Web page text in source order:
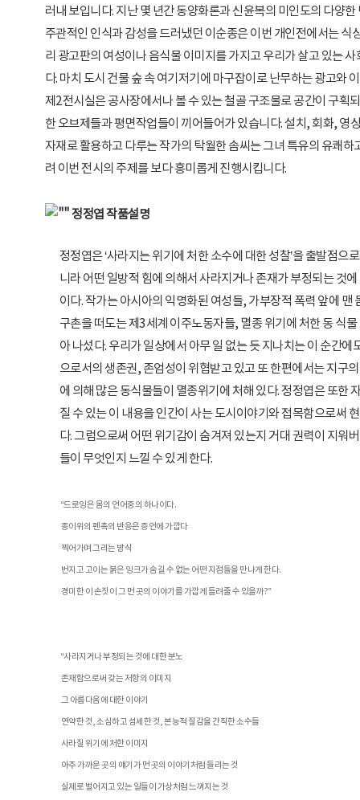
러내 보입니다. 지난 몇 년간 동양화론과 신윤복의 미인도의 다양
주관적인 인식과 감성을 드러냈던 이순종은 이번 개인전에서는 식
리 광고판의 여성이나 음식물 이미지를 가지고 우리가 살고 있는
다. 마치 도시 건물 숲 속 여기저기에 마구잡이로 난무하는 광고와
제2전시실은 공사장에서나 볼 수 있는 철골 구조물로 공간이 구획
한 오브제들과 평면작업들이 끼어들어가 있습니다. 설치, 회화, 영
자재로 활용하고 다루는 작가의 탁월한 솜씨는 그녀 특유의 유쾌하
려 이번 전시의 주제를 보다 흥미롭게 진행시킵니다.
정정엽 작품설명
정정엽은 ‘사라지는 위기에 처한 소수에 대한 성찰’을 출발점으
니라 어떤 일방적 힘에 의해서 사라지거나 존재가 부정되는 것
이다. 작가는 아시아의 익명화된 여성들, 가부장적 폭력 앞에 맨
구촌을 떠도는 제3세계 이주노동자들, 멸종 위기에 처한 동 식
아 나섰다. 우리가 일상에서 아무 일 없는 듯 지나치는 이 순간에
으로서의 생존권, 존엄성이 위협받고 있고 또 한편에서는 지구
에 의해 많은 동식물들이 멸종위기에 처해 있다. 정정엽은 또한
질 수 있는 이 내용을 인간이 사는 도시이야기와 접목함으로써
다. 그럼으로써 어떤 위기감이 숨겨져 있는지 거대 권력이 지워
들이 무엇인지 느낄 수 있게 한다.
“드로잉은 몸의 언어중의 하나이다.
종이위의 펜촉의 반응은 증언에 가깝다
찍어가며 그리는 방식
번지고 고이는 붉은 잉크가 숨길 수 없는 어떤 지점들을 만나게 한다.
경미한 이 손짓이 그 먼 곳의 이야기를 가깝게 들려줄 수 있을까?”
“사라지거나 부정되는 것에 대한 분노
존재함으로써 갖는 저항의 이미지
그 아름다움에 대한 이야기
연약한 것, 소심하고 섬세한 것, 본능적 질감을 간직한 소수들
사라질 위기에 처한 이미지
아주 가까운 곳의 얘기가 먼 곳의 이야기처럼 들리는 것
실제로 벌어지고 있는 일들이 가상처럼 느껴지는 것